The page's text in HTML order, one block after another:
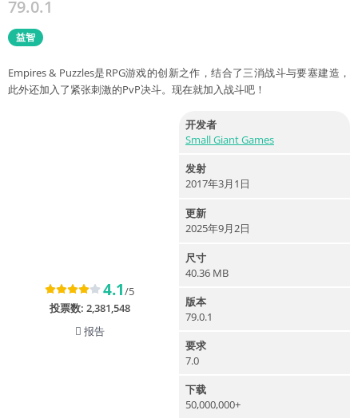
79.0.1
益智
Empires & Puzzles是RPG游戏的创新之作，结合了三消战斗与要塞建造，
此外还加入了紧张刺激的PvP决斗。现在就加入战斗吧！
4.1/5
投票数: 2,381,548
报告
开发者
Small Giant Games
发射
2017年3月1日
更新
2025年9月2日
尺寸
40.36 MB
版本
79.0.1
要求
7.0
下载
50,000,000+